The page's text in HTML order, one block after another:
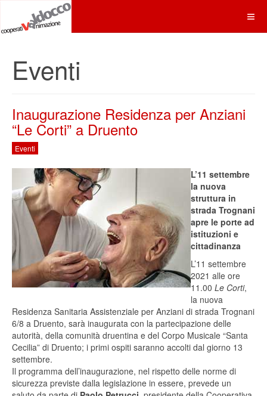
Eventi
Inaugurazione Residenza per Anziani
“Le Corti” a Druento
Eventi
L’11 settembre
la nuova
struttura in
strada Trognani
apre le porte ad
istituzioni e
cittadinanza
L’11 settembre
2021 alle ore
11.00 Le Corti,
la nuova
Residenza Sanitaria Assistenziale per Anziani di strada Trognani
6/8 a Druento, sarà inaugurata con la partecipazione delle
autorità, della comunità druentina e del Corpo Musicale “Santa
Cecilia” di Druento; i primi ospiti saranno accolti dal giorno 13
settembre.
Il programma dell’inaugurazione, nel rispetto delle norme di
sicurezza previste dalla legislazione in essere, prevede un